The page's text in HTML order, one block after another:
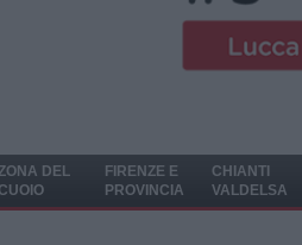
DEL
FIRENZE E
PROVINCIA
CHIANTI
VALDELSA